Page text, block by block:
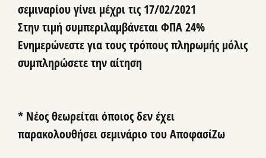
σεμιναρίουγίνει μέχρι τις 17/02/2021
Στην τιμή συμπεριλαμβάνεται ΦΠΑ 24%
Ενημερώνεστε για τους τρόπους πληρωμής μόλις
συμπληρώσετε την αίτηση
* Νέος θεωρείται όποιος δεν έχει
παρακολουθήσει σεμινάριο του ΑποφασίΖω